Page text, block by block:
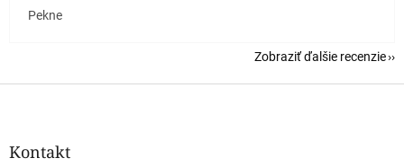
Pekne
Zobraziť ďalšie recenzie
Z
Kontakt